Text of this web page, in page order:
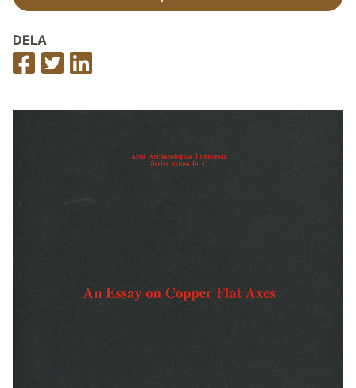
DELA
Dela
på
Dela
på
på